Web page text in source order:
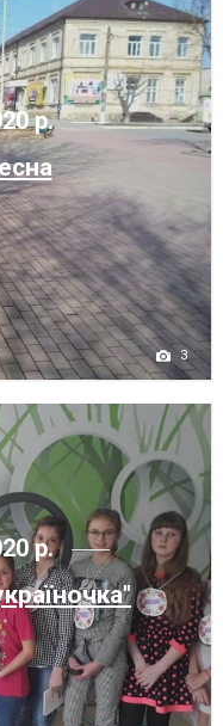
р.
3
р.